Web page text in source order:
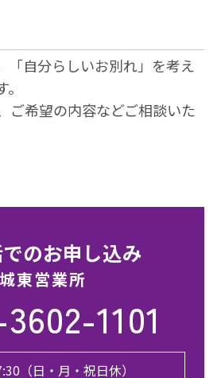
「自分らしいお別れ」を考え
ご希望の内容などご相談いた
のお申し込み
城東営業所
1101
（日・月・祝日休）